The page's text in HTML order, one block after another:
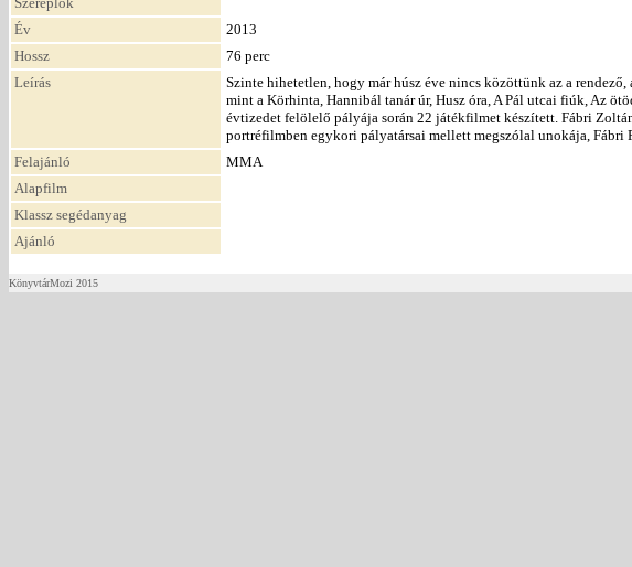
Év
2013
Hossz
76 perc
Leírás
Szinte hihetetlen, hogy már húsz éve nincs közöttünk az a
mint a Körhinta, Hannibál tanár úr, Husz óra, A Pál utcai fiúk, Az
évtizedet felölelő pályája során 22 játékfilmet készített. Fábri
portréfilmben egykori pályatársai mellett megszólal unokája, Fábri
Felajánló
MMA
Alapfilm
Klassz segédanyag
Ajánló
KönyvtárMozi 2015